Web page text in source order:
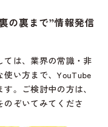
の裏まで”情報発信
ては、業界の常識・非
い方まで、YouTube
。ご検討中の方は、
のぞいてみてくださ